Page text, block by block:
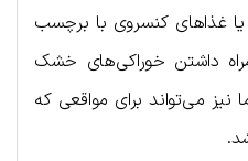
غذاهای کنسروی با برچسب
داشتن خوراکی‌های خشک
نیز می‌تواند برای مواقعی که